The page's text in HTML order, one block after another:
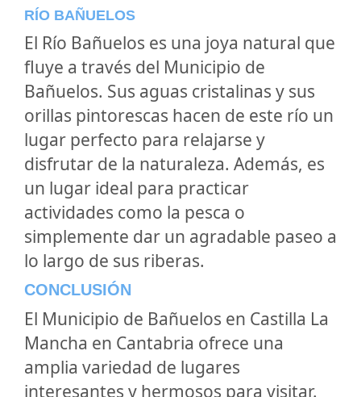
RÍO BAÑUELOS
El Río Bañuelos es una joya natural que
fluye a través del Municipio de
Bañuelos. Sus aguas cristalinas y sus
orillas pintorescas hacen de este río un
lugar perfecto para relajarse y
disfrutar de la naturaleza. Además, es
un lugar ideal para practicar
actividades como la pesca o
simplemente dar un agradable paseo a
lo largo de sus riberas.
CONCLUSIÓN
El Municipio de Bañuelos en Castilla La
Mancha en Cantabria ofrece una
amplia variedad de lugares
interesantes y hermosos para visitar.